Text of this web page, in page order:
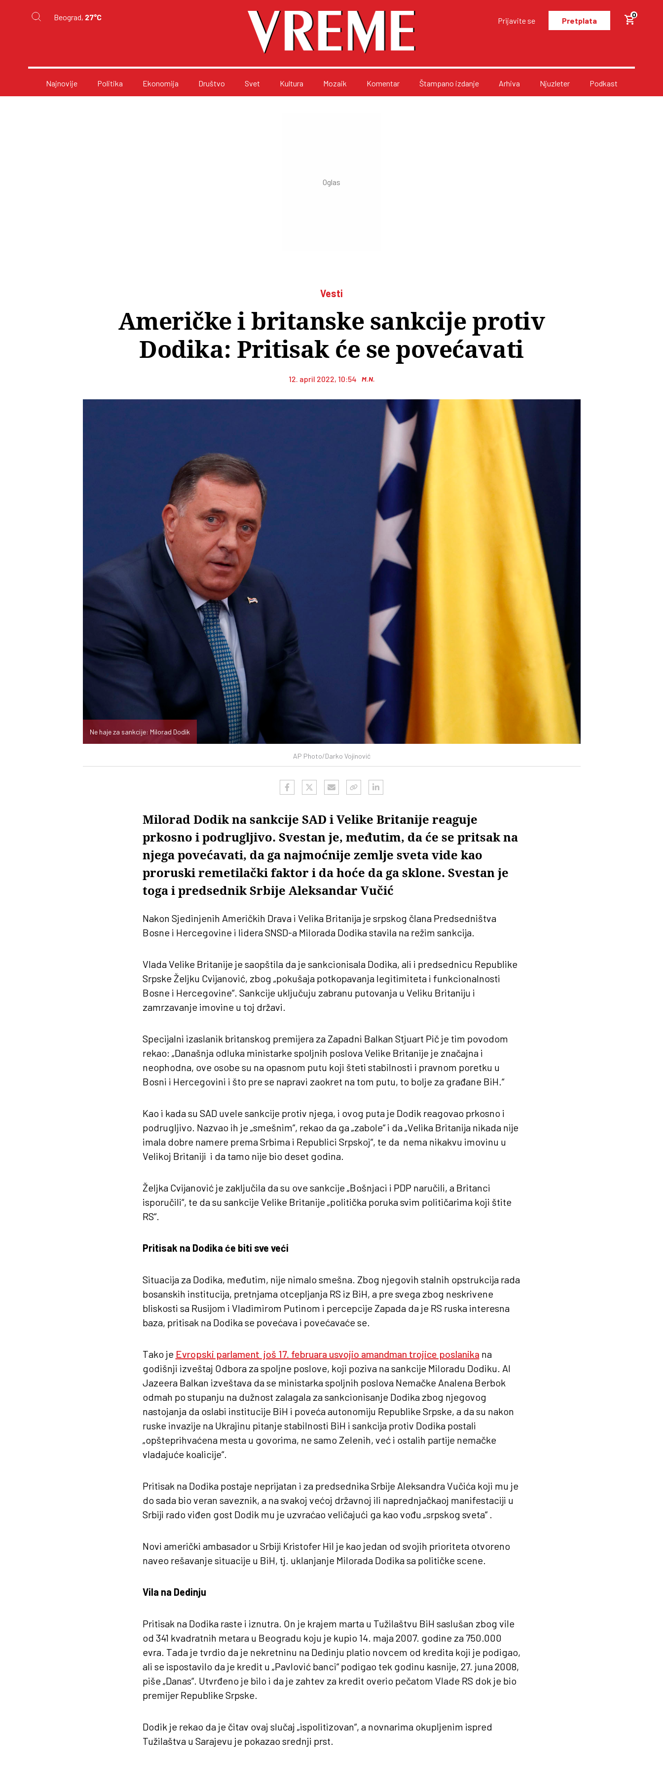
Beograd, 27°C Prijavite se Pretplata
0
Najnovije Politika Ekonomija Društvo Svet Kultura Mozaik Komentar Štampano izdanje Arhiva Njuzleter Podkast
Vesti
Američke i britanske sankcije protiv
Dodika: Pritisak će se povećavati
12. april 2022, 10:54 M.N.
AP Photo/Darko Vojinović
Ne haje za sankcije: Milorad Dodik
Milorad Dodik na sankcije SAD i Velike Britanije reaguje
prkosno i podrugljivo. Svestan je, međutim, da će se pritsak na
njega povećavati, da ga najmoćnije zemlje sveta vide kao
proruski remetilački faktor i da hoće da ga sklone. Svestan je
toga i predsednik Srbije Aleksandar Vučić
Nakon Sjedinjenih Američkih Drava i Velika Britanija je srpskog člana Predsedništva
Bosne i Hercegovine i lidera SNSD-a Milorada Dodika stavila na režim sankcija.
Vlada Velike Britanije je saopštila da je sankcionisala Dodika, ali i predsednicu Republike
Srpske Željku Cvijanović, zbog „pokušaja potkopavanja legitimiteta i funkcionalnosti
Bosne i Hercegovine“. Sankcije uključuju zabranu putovanja u Veliku Britaniju i
zamrzavanje imovine u toj državi.
Specijalni izaslanik britanskog premijera za Zapadni Balkan Stjuart Pič je tim povodom
rekao: „Današnja odluka ministarke spoljnih poslova Velike Britanije je značajna i
neophodna, ove osobe su na opasnom putu koji šteti stabilnosti i pravnom poretku u
Bosni i Hercegovini i što pre se napravi zaokret na tom putu, to bolje za građane BiH.“
Kao i kada su SAD uvele sankcije protiv njega, i ovog puta je Dodik reagovao prkosno i
podrugljivo. Nazvao ih je „smešnim“, rekao da ga „zabole“ i da „Velika Britanija nikada nije
imala dobre namere prema Srbima i Republici Srpskoj“, te da nema nikakvu imovinu u
Velikoj Britaniji i da tamo nije bio deset godina.
Željka Cvijanović je zaključila da su ove sankcije „Bošnjaci i PDP naručili, a Britanci
isporučili“, te da su sankcije Velike Britanije „politička poruka svim političarima koji štite
RS“.
Pritisak na Dodika će biti sve veći
Situacija za Dodika, međutim, nije nimalo smešna. Zbog njegovih stalnih opstrukcija rada
bosanskih institucija, pretnjama otcepljanja RS iz BiH, a pre svega zbog neskrivene
bliskosti sa Rusijom i Vladimirom Putinom i percepcije Zapada da je RS ruska interesna
baza, pritisak na Dodika se povećava i povećavaće se.
Tako je Evropski parlament još 17. februara usvojio amandman trojice poslanika na
godišnji izveštaj Odbora za spoljne poslove, koji poziva na sankcije Miloradu Dodiku. Al
Jazeera Balkan izveštava da se ministarka spoljnih poslova Nemačke Analena Berbok
odmah po stupanju na dužnost zalagala za sankcionisanje Dodika zbog njegovog
nastojanja da oslabi institucije BiH i poveća autonomiju Republike Srpske, a da su nakon
ruske invazije na Ukrajinu pitanje stabilnosti BiH i sankcija protiv Dodika postali
„opšteprihvaćena mesta u govorima, ne samo Zelenih, već i ostalih partije nemačke
vladajuće koalicije“.
Pritisak na Dodika postaje neprijatan i za predsednika Srbije Aleksandra Vučića koji mu je
do sada bio veran saveznik, a na svakoj većoj državnoj ili naprednjačkaoj manifestaciji u
Srbiji rado viđen gost Dodik mu je uzvraćao veličajući ga kao vođu „srpskog sveta“ .
Novi američki ambasador u Srbiji Kristofer Hil je kao jedan od svojih prioriteta otvoreno
naveo rešavanje situacije u BiH, tj. uklanjanje Milorada Dodika sa političke scene.
Vila na Dedinju
Pritisak na Dodika raste i iznutra. On je krajem marta u Tužilaštvu BiH saslušan zbog vile
od 341 kvadratnih metara u Beogradu koju je kupio 14. maja 2007. godine za 750.000
evra. Tada je tvrdio da je nekretninu na Dedinju platio novcem od kredita koji je podigao,
ali se ispostavilo da je kredit u „Pavlović banci“ podigao tek godinu kasnije, 27. juna 2008,
piše „Danas“. Utvrđeno je bilo i da je zahtev za kredit overio pečatom Vlade RS dok je bio
premijer Republike Srpske.
Dodik je rekao da je čitav ovaj slučaj „ispolitizovan“, a novnarima okupljenim ispred
Tužilaštva u Sarajevu je pokazao srednji prst.